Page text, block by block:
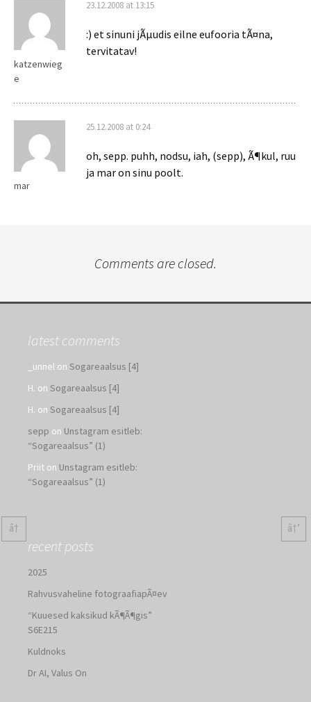
katzenwieg
e
23.12.2008 at 13:15
:) et sinuni jÃµudis eilne eufooria tÃ¤na,
tervitatav!
mar
25.12.2008 at 0:24
oh, sepp. puhh, nodsu, iah, (sepp), Ã¶kul, ruu
ja mar on sinu poolt.
Comments are closed.
latest comments
_unnel on Sogareaalsus [4]
H. on Sogareaalsus [4]
H. on Sogareaalsus [4]
sepp on Unstagram esitleb:
“Sogareaalsus” (1)
Priit on Unstagram esitleb:
“Sogareaalsus” (1)
recent posts
2025
Rahvusvaheline fotograafiapÃ¤ev
“Kuuesed kaksikud kÃ¶Ã¶gis”
S6E215
Kuldnoks
Dr AI, Valus On
â† â†’